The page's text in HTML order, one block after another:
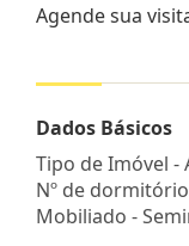
Agende sua
Dados Básicos
Tipo de Imóvel -
Nº de
Mobiliado -